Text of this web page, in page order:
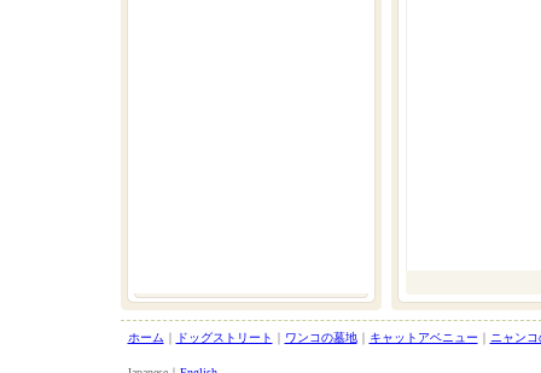
ホーム ｜ ドッグストリート ｜ ワンコの墓地｜ キャットアベニュー ｜ ニャン